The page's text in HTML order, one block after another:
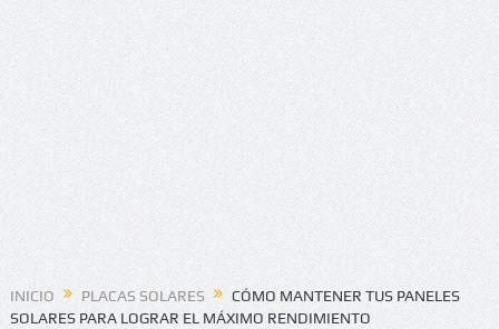
INICIO PLACAS SOLARES
CÓMO MANTENER TUS PANELES
SOLARES PARA LOGRAR EL MÁXIMO RENDIMIENTO